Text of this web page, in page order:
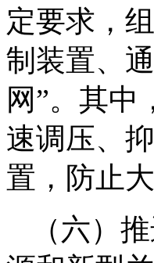
定要求，
制装置、
网”。其中
速调压、
置，防止
（六）